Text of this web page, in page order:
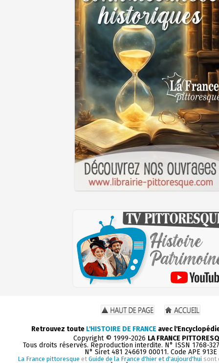
Retrouvez toute L'HISTOIRE DE FRANCE avec
Copyright © 1999-2026 LA FRANCE
Tous droits réservés. Reproduction interdite. N° ISSN 1768-
N° Siret 481 246619 00011. Code APE 913E
La France pittoresque et Guide de la France d'hier et d'aujourd'hui sont